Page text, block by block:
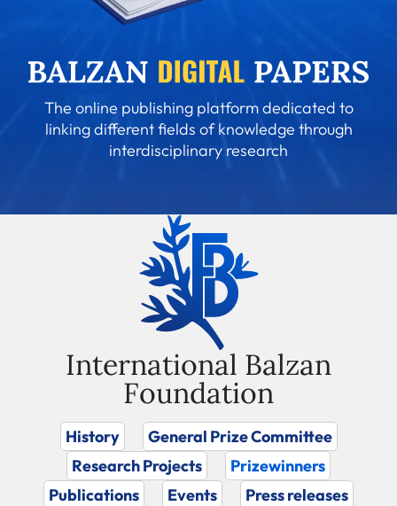
The online publishing platform dedicated to
linking different fields of knowledge through
interdisciplinary research
International Balzan
Foundation
History
General Prize Committee
Research Projects
Prizewinners
Publications
Events
Press releases